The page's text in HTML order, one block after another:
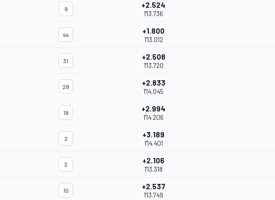
9 +2.524
1'13.736
44 +1.800
1'13.012
31 +2.508
1'13.720
28 +2.833
1'14.045
18 +2.994
1'14.206
2 +3.189
1'14.401
3 +2.106
1'13.318
10 +2.537
1'13.749